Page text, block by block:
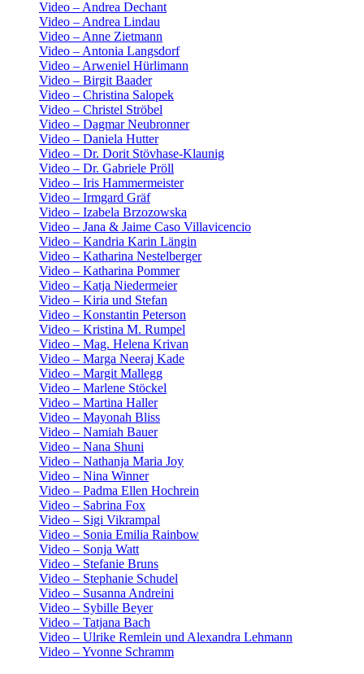
Video – Andrea Dechant
Video – Andrea Lindau
Video – Anne Zietmann
Video – Antonia Langsdorf
Video – Arweniel Hürlimann
Video – Birgit Baader
Video – Christina Salopek
Video – Christel Ströbel
Video – Dagmar Neubronner
Video – Daniela Hutter
Video – Dr. Dorit Stövhase-Klaunig
Video – Dr. Gabriele Pröll
Video – Iris Hammermeister
Video – Irmgard Gräf
Video – Izabela Brzozowska
Video – Jana & Jaime Caso Villavicencio
Video – Kandria Karin Längin
Video – Katharina Nestelberger
Video – Katharina Pommer
Video – Katja Niedermeier
Video – Kiria und Stefan
Video – Konstantin Peterson
Video – Kristina M. Rumpel
Video – Mag. Helena Krivan
Video – Marga Neeraj Kade
Video – Margit Mallegg
Video – Marlene Stöckel
Video – Martina Haller
Video – Mayonah Bliss
Video – Namiah Bauer
Video – Nana Shuni
Video – Nathanja Maria Joy
Video – Nina Winner
Video – Padma Ellen Hochrein
Video – Sabrina Fox
Video – Sigi Vikrampal
Video – Sonia Emilia Rainbow
Video – Sonja Watt
Video – Stefanie Bruns
Video – Stephanie Schudel
Video – Susanna Andreini
Video – Sybille Beyer
Video – Tatjana Bach
Video – Ulrike Remlein und Alexandra Lehmann
Video – Yvonne Schramm